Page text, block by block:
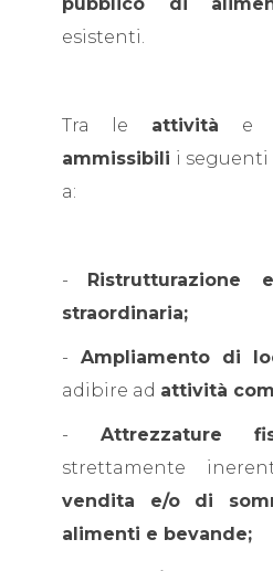
esistenti.
Tra le attività e
ammissibili i
a:
-
Ristrutturazione
straordinaria;
- Ampliamento di
adibire ad attività
- Attrezzature
strettamente
vendita e/o di
alimenti e bevande;